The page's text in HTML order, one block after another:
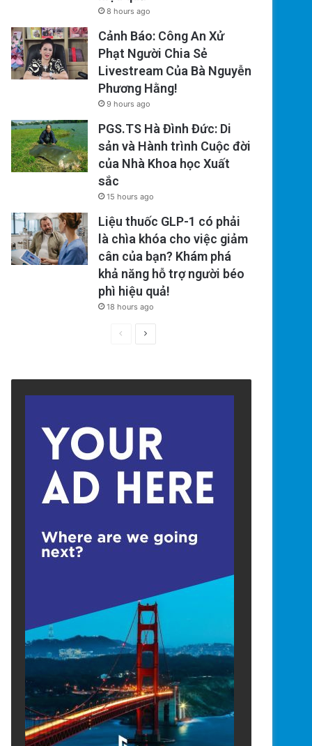
8 hours ago
Cảnh Báo: Công An Xử
Phạt Người Chia Sẻ
Livestream Của Bà Nguyễn
Phương Hằng!
9 hours ago
PGS.TS Hà Đình Đức: Di
sản và Hành trình Cuộc đời
của Nhà Khoa học Xuất
sắc
15 hours ago
Liệu thuốc GLP-1 có phải
là chìa khóa cho việc giảm
cân của bạn? Khám phá
khả năng hỗ trợ người béo
phì hiệu quả!
18 hours ago
PreviousNext